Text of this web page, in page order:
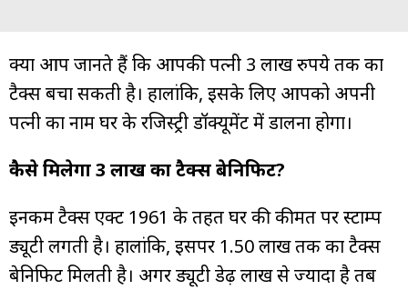
क्या आप जानते हैं कि आपकी पत्नी 3 लाख रुपये तक का
टैक्स बचा सकती है। हालांकि, इसके लिए आपको अपनी
पत्नी का नाम घर के रजिस्ट्री डॉक्यूमेंट में डालना होगा।
कैसे मिलेगा 3 लाख का टैक्स बेनिफिट?
इनकम टैक्स एक्ट 1961 के तहत घर की कीमत पर स्टाम्प
ड्यूटी लगती है। हालांकि, इसपर ₹1.50 लाख तक का टैक्स
बेनिफिट मिलती है। अगर ड्यूटी डेढ़ लाख से ज्यादा है तब